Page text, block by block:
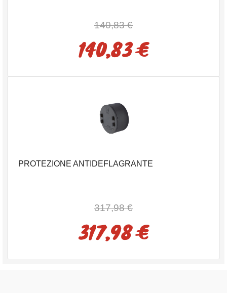
140,83 €
140,83 €
PROTEZIONE ANTIDEFLAGRANTE
317,98 €
317,98 €